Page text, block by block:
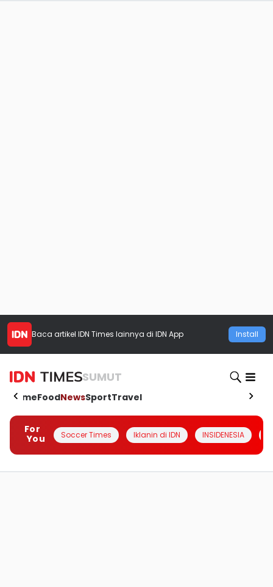
Baca artikel IDN Times lainnya di IDN App Install
SUMUT
HomeFoodNewsSportTravel
For
You
Soccer Times Iklanin di IDN INSIDENESIA